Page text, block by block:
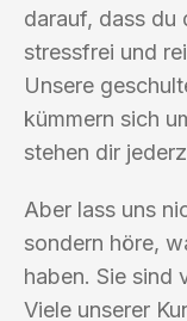
darauf, dass du
stressfrei und
Unsere
kümmern sich
stehen dir
Aber lass uns
sondern höre,
haben. Sie sind
Viele unserer